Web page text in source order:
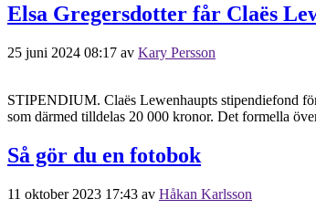
Elsa Gregersdotter får Claës
25 juni 2024 08:17 av Kary Persson
STIPENDIUM. Claës Lewenhaupts stipendiefond
som därmed tilldelas 20 000 kronor. Det formella
Så gör du en fotobok
11 oktober 2023 17:43 av Håkan Karlsson